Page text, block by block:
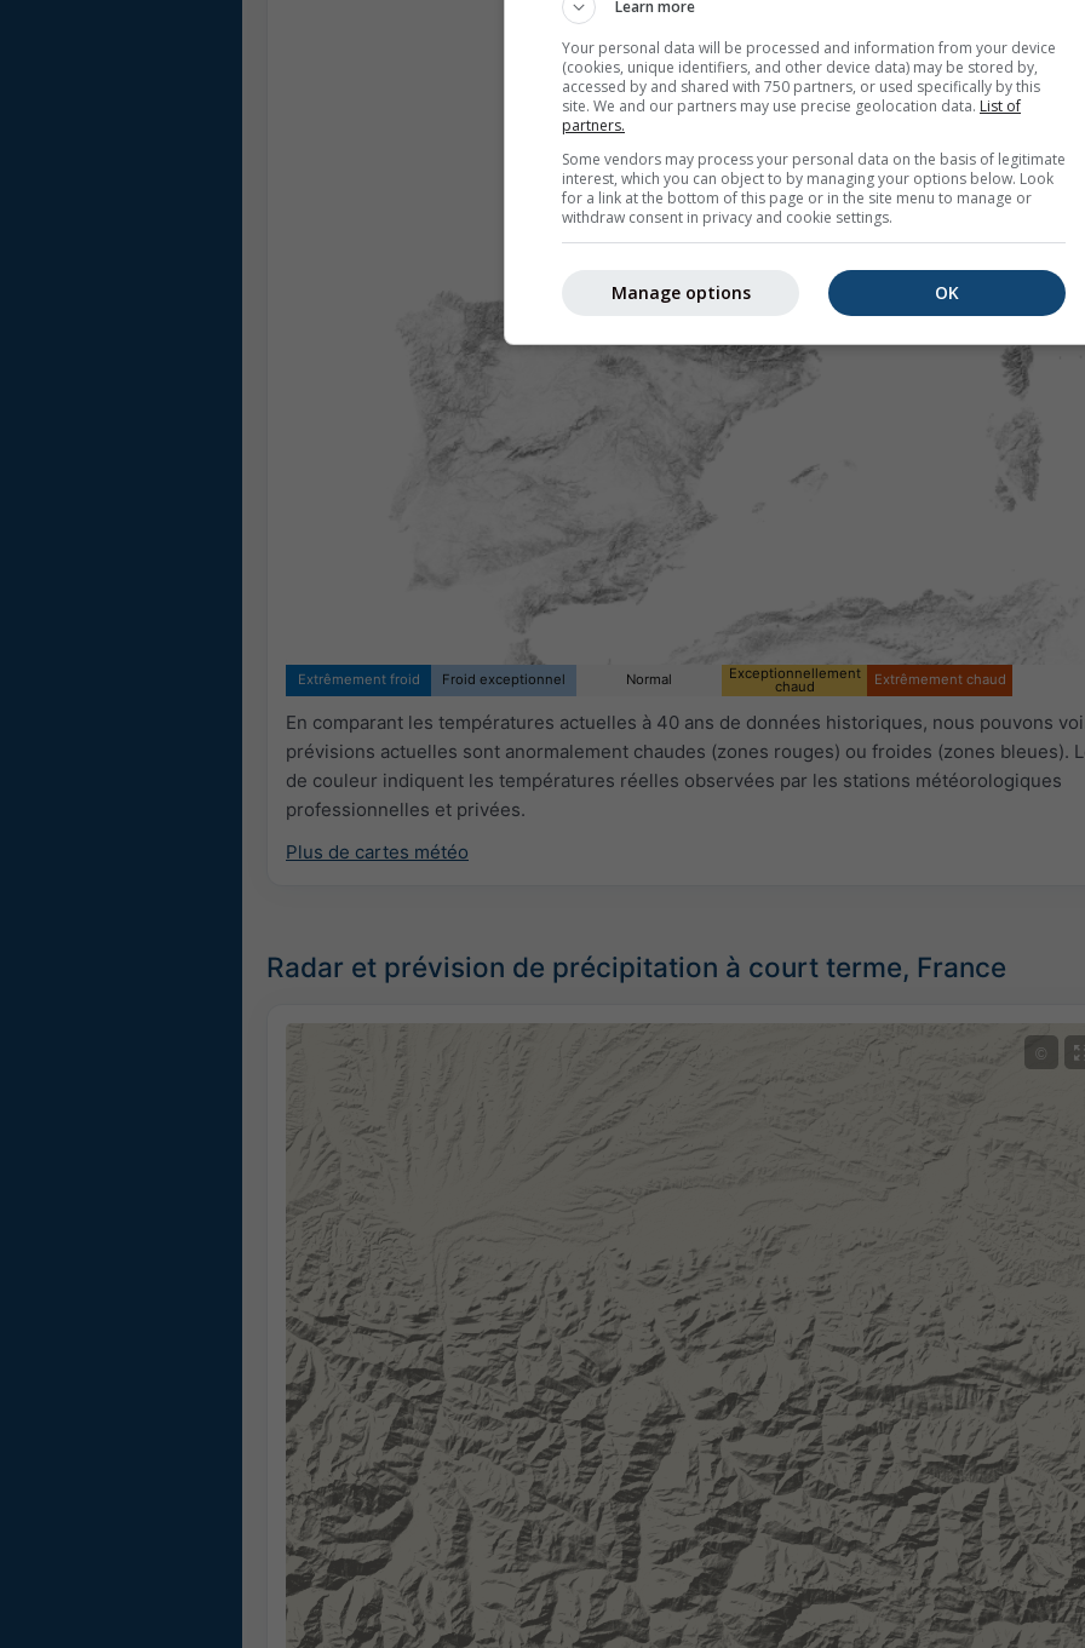
Extrêmement froid Froid exceptionnel Normal Exceptionnellement
chaud Extrêmement chaud
En comparant les températures actuelles à 40 ans de données historiques, nous pouvons
prévisions actuelles sont anormalement chaudes (zones rouges) ou froides (zones bleues).
de couleur indiquent les températures réelles observées par les stations météorologiques
professionnelles et privées.
Plus de cartes météo
Radar et prévision de précipitation à court terme, France
©
Learn more
Your personal data will be processed and information from your device
(cookies, unique identifiers, and other device data) may be stored by,
accessed by and shared with 750 partners, or used specifically by this
site. We and our partners may use precise geolocation data. List of
partners.
Some vendors may process your personal data on the basis of legitimate
interest, which you can object to by managing your options below. Look
for a link at the bottom of this page or in the site menu to manage or
withdraw consent in privacy and cookie settings.
OK
Manage options